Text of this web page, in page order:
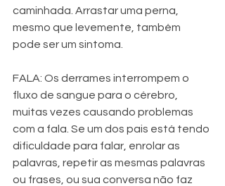
caminhada. Arrastar uma perna,
mesmo que levemente, também
pode ser um sintoma.
FALA: Os derrames interrompem o
fluxo de sangue para o cérebro,
muitas vezes causando problemas
com a fala. Se um dos pais está tendo
dificuldade para falar, enrolar as
palavras, repetir as mesmas palavras
ou frases, ou sua conversa não faz